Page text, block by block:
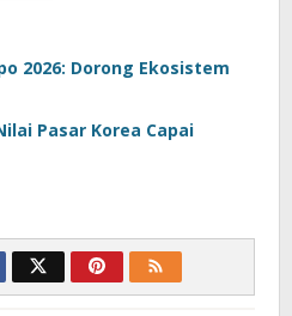
2026: Dorong Ekosistem
Pasar Korea Capai